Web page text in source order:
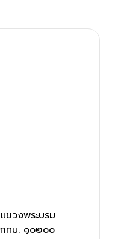
ขวงพระบรม
กทม. ๑๐๒๐๐